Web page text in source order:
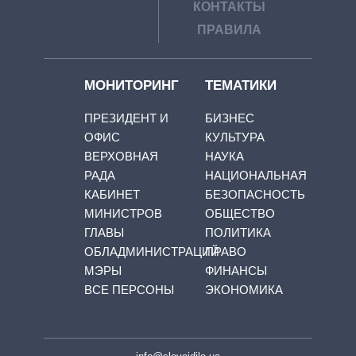
КОНТАКТЫ
ПРАВИЛА
МОНИТОРИНГ
ПРЕЗИДЕНТ И
ОФИС
ВЕРХОВНАЯ
РАДА
КАБИНЕТ
МИНИСТРОВ
ГЛАВЫ
ОБЛАДМИНИСТРАЦИЙ
МЭРЫ
ВСЕ ПЕРСОНЫ
ТЕМАТИКИ
БИЗНЕС
КУЛЬТУРА
НАУКА
НАЦИОНАЛЬНАЯ
БЕЗОПАСНОСТЬ
ОБЩЕСТВО
ПОЛИТИКА
ПРАВО
ФИНАНСЫ
ЭКОНОМИКА